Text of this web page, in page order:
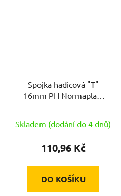
Spojka hadicová "T"
16mm PH Normaplast
Skladem (dodání do 4 dnů)
110,96 Kč
DO KOŠÍKU